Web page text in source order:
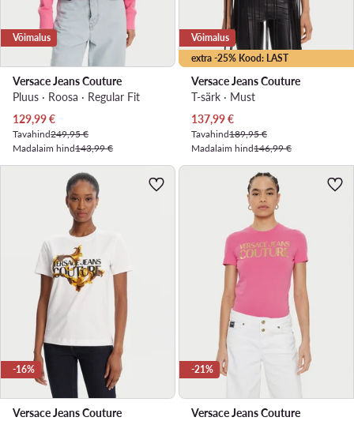
Võimalus
Versace Jeans Couture
Pluus · Roosa · Regular Fit
Praegune hind
129,99€
Tavahind249,95 €
Madalaim hind143,99 €
extra -25% Kood: LAST
Võimalus
Versace Jeans Couture
T-särk · Must
Praegune hind
137,99€
Tavahind189,95 €
Madalaim hind146,99 €
-16%
Versace Jeans Couture
-21%
Versace Jeans Couture